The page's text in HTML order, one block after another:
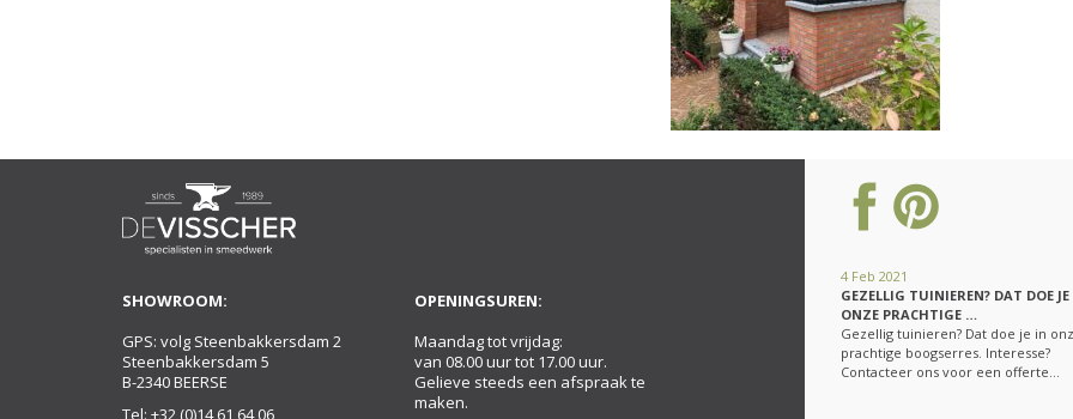
SHOWROOM:
GPS: volg Steenbakkersdam 2
Steenbakkersdam 5
B-2340 BEERSE
Tel: +32 (0)14 61 64 06
OPENINGSUREN:
Maandag tot vrijdag:
van 08.00 uur tot 17.00 uur.
Gelieve steeds een afspraak te
maken.
4 Feb 2021
GEZELLIG TUINIEREN? DAT DOE
ONZE PRACHTIGE …
Gezellig tuinieren? Dat doe je in
prachtige boogserres. Interesse?
Contacteer ons voor een offerte…